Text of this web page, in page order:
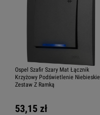
Ospel Szafir Szary Mat Łącznik
Krzyżowy Podświetlenie Niebieskie
Zestaw Z Ramką
53,15 zł